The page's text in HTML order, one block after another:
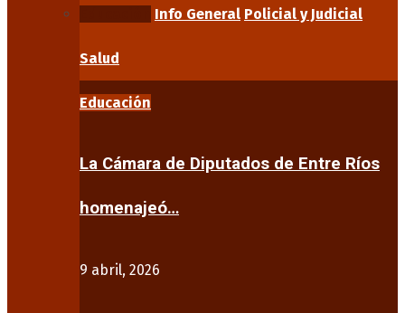
Info General Policial y Judicial
Salud
Educación
La Cámara de Diputados de Entre Ríos
homenajeó…
9 abril, 2026